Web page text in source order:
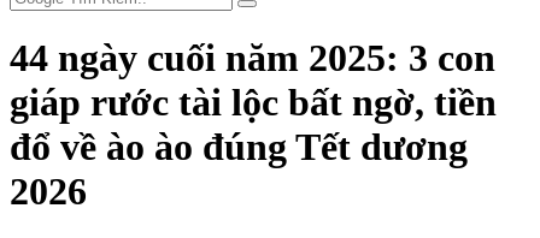
44 ngày cuối năm 2025: 3 con
giáp rước tài lộc bất ngờ, tiền
đổ về ào ào đúng Tết dương
2026